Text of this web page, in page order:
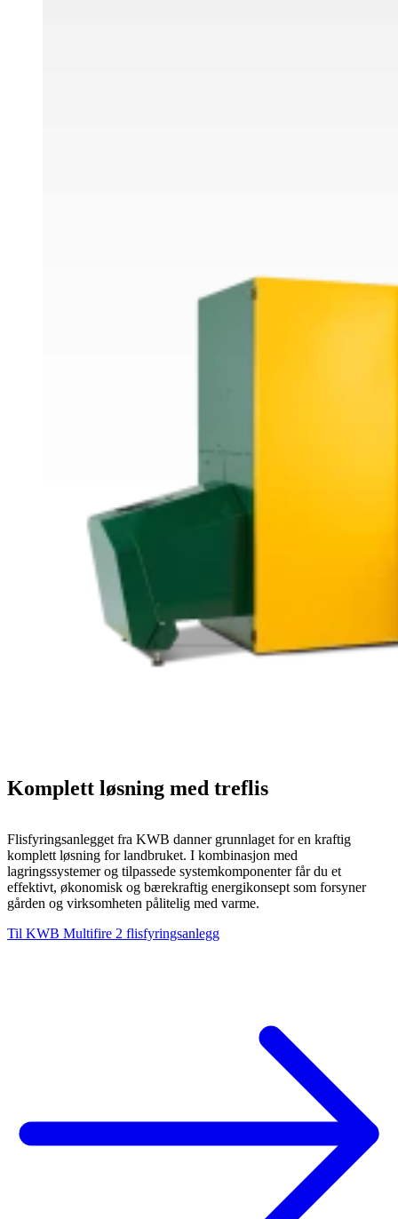
Komplett løsning med treflis
Flisfyringsanlegget fra KWB danner grunnlaget for en kraftig
komplett løsning for landbruket. I kombinasjon med
lagringssystemer og tilpassede systemkomponenter får du et
effektivt, økonomisk og bærekraftig energikonsept som forsyner
gården og virksomheten pålitelig med varme.
Til KWB Multifire 2 flisfyringsanlegg